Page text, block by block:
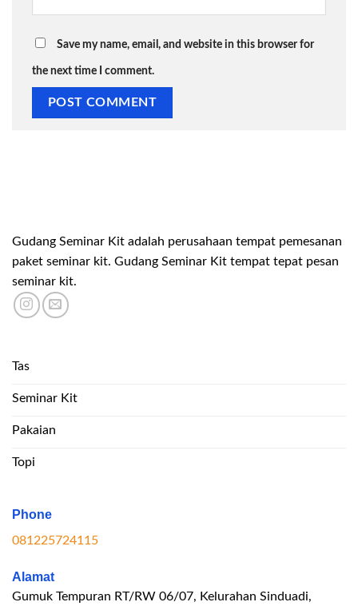
Save my name, email, and website in this browser for
the next time I comment.
Gudang Seminar Kit adalah perusahaan tempat pemesanan
paket seminar kit. Gudang Seminar Kit tempat tepat pesan
seminar kit.
Tas
Seminar Kit
Pakaian
Topi
Phone
081225724115
Alamat
Gumuk Tempuran RT/RW 06/07, Kelurahan Sinduadi,